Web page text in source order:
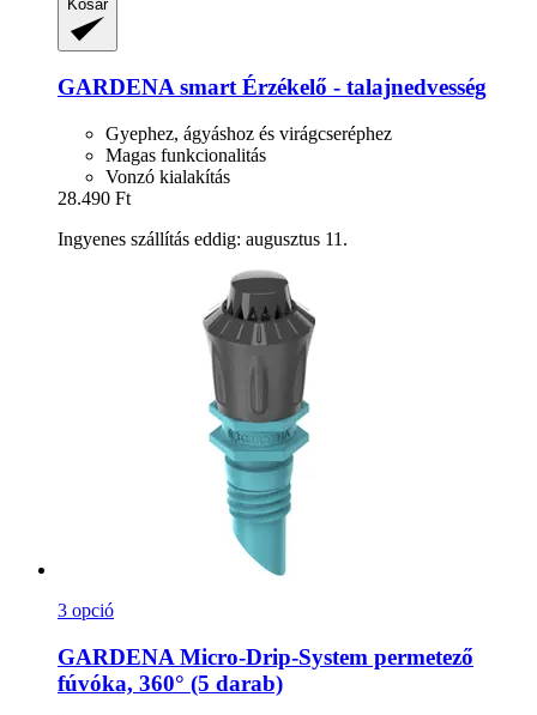
Kosár
GARDENA smart Érzékelő -​ talajnedvesség
Gyephez, ágyáshoz és virágcseréphez
Magas funkcionalitás
Vonzó kialakítás
28.490 Ft
Ingyenes szállítás eddig: augusztus 11.
3 opció
GARDENA Micro-​Drip-​System permetező
fúvóka, 360° (5 darab)